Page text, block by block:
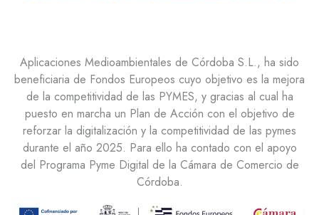
Aplicaciones Medioambientales de Córdoba S.L., ha sido
beneficiaria de Fondos Europeos cuyo objetivo es la mejora
de la competitividad de las PYMES, y gracias al cual ha
puesto en marcha un Plan de Acción con el objetivo de
reforzar la digitalización y la competitividad de las pymes
durante el año 2025. Para ello ha contado con el apoyo
del Programa Pyme Digital de la Cámara de Comercio de
Córdoba.